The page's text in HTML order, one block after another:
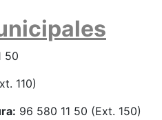
50
110)
96 580 11 50 (Ext. 150)